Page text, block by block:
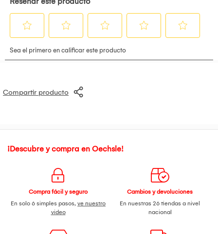
•Color: Negro •Dimensiones: 23 x 29 cm
Compartir producto
¡Descubre y compra en Oechsle!
Compra fácil y seguro
En solo 6 simples pasos, ve nuestro
video
Cambios y devoluciones
En nuestras 26 tiendas a nivel
nacional